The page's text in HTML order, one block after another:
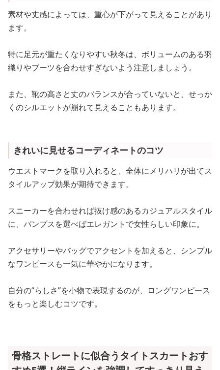
素材や丈感によっては、重心が下がって見えることがあり
ます。
特に足元が重たくなりやすい秋冬は、ボリュームのある羽
織りやブーツを合わせすぎないよう注意しましょう。
また、靴の高さと丈のバランスが合っていないと、せっか
くのシルエットが崩れて見えることもあります。
きれいに見せるコーディネートのコツ
ウエストマークを取り入れると、全体にメリハリが出てス
タイルアップ効果が期待できます。
スニーカーを合わせれば抜け感のあるカジュアルスタイル
に、パンプスを選べばエレガントで女性らしい印象に。
アクセサリーやバッグでアクセントを加えると、シンプル
なワンピースも一気に華やかになります。
自分の“らしさ”を小物で表現するのが、ロングワンピース
をもっと楽しむコツです。
骨格ストレートに似合うタイトスカートおす